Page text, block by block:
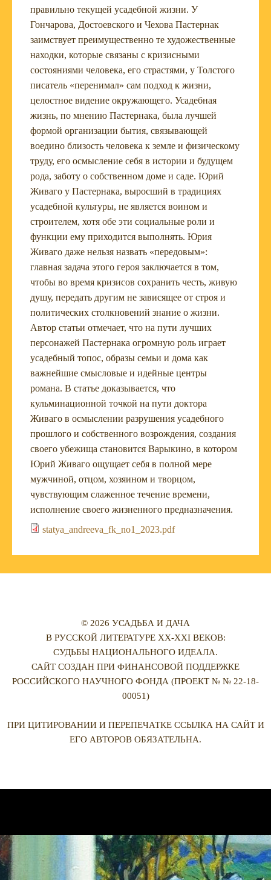
правильно текущей усадебной жизни. У
Гончарова, Достоевского и Чехова Пастернак
заимствует преимущественно те художественные
находки, которые связаны с кризисными
состояниями человека, его страстями, у Толстого
писатель «перенимал» сам подход к жизни,
целостное видение окружающего. Усадебная
жизнь, по мнению Пастернака, была лучшей
формой организации бытия, связывающей
воедино близость человека к земле и физическому
труду, его осмысление себя в истории и будущем
рода, заботу о собственном доме и саде. Юрий
Живаго у Пастернака, выросший в традициях
усадебной культуры, не является воином и
строителем, хотя обе эти социальные роли и
функции ему приходится выполнять. Юрия
Живаго даже нельзя назвать «передовым»:
главная задача этого героя заключается в том,
чтобы во время кризисов сохранить честь, живую
душу, передать другим не зависящее от строя и
политических столкновений знание о жизни.
Автор статьи отмечает, что на пути лучших
персонажей Пастернака огромную роль играет
усадебный топос, образы семьи и дома как
важнейшие смысловые и идейные центры
романа. В статье доказывается, что
кульминационной точкой на пути доктора
Живаго в осмыслении разрушения усадебного
прошлого и собственного возрождения, создания
своего убежища становится Варыкино, в котором
Юрий Живаго ощущает себя в полной мере
мужчиной, отцом, хозяином и творцом,
чувствующим слаженное течение времени,
исполнение своего жизненного предназначения.
statya_andreeva_fk_no1_2023.pdf
© 2026 УСАДЬБА И ДАЧА
В РУССКОЙ ЛИТЕРАТУРЕ XX-XXI ВЕКОВ:
СУДЬБЫ НАЦИОНАЛЬНОГО ИДЕАЛА.
САЙТ СОЗДАН ПРИ ФИНАНСОВОЙ ПОДДЕРЖКЕ
РОССИЙСКОГО НАУЧНОГО ФОНДА (ПРОЕКТ № № 22-18-
00051)
ПРИ ЦИТИРОВАНИИ И ПЕРЕПЕЧАТКЕ ССЫЛКА НА САЙТ И
ЕГО АВТОРОВ ОБЯЗАТЕЛЬНА.